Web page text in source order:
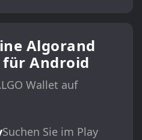
Algorand
für Android
Wallet auf
Suchen Sie im Play